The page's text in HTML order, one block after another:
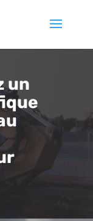
un